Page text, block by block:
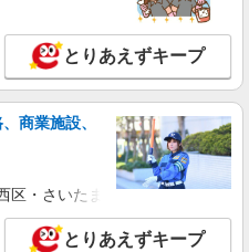
社 39478_f
NEW
】
間中 月給28万円〜
た場合、残業
途支給します。 ※給与は経験や
決定します。
ト鷺ノ宮参番館 （東京都練馬
）
詳細を見る
とりあえずキープ
商業施設、
区・さいたま市岩槻区・久喜市・
とりあえずキープ